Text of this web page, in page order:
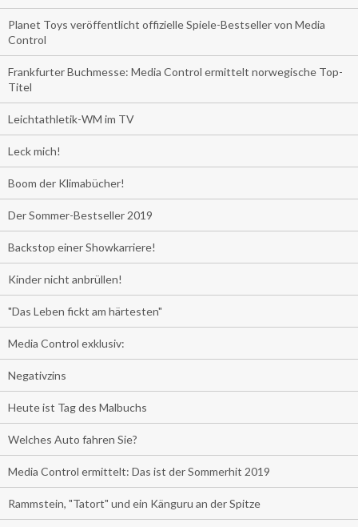
Planet Toys veröffentlicht offizielle Spiele-Bestseller von Media
Control
Frankfurter Buchmesse: Media Control ermittelt norwegische Top-
Titel
Leichtathletik-WM im TV
Leck mich!
Boom der Klimabücher!
Der Sommer-Bestseller 2019
Backstop einer Showkarriere!
Kinder nicht anbrüllen!
"Das Leben fickt am härtesten"
Media Control exklusiv:
Negativzins
Heute ist Tag des Malbuchs
Welches Auto fahren Sie?
Media Control ermittelt: Das ist der Sommerhit 2019
Rammstein, "Tatort" und ein Känguru an der Spitze